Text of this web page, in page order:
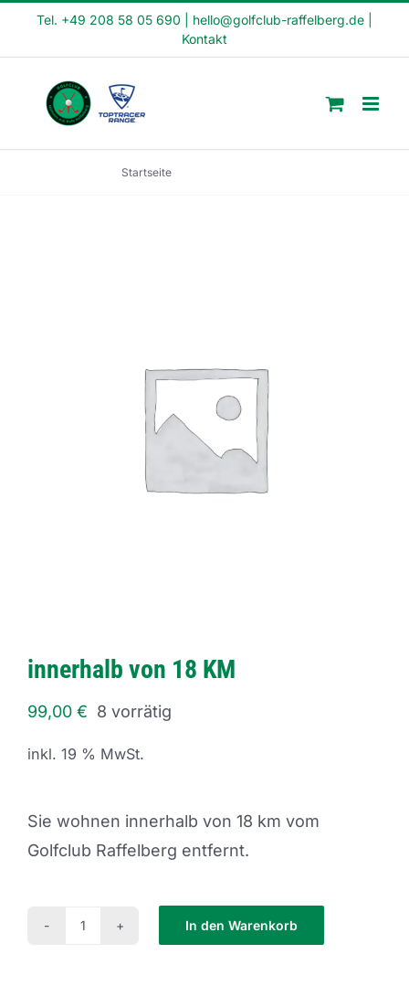
Tel. +49 208 58 05 690 hello@golfclub-raffelberg.de
Kontakt
Startseite
innerhalb von 18 KM
99,00 € 8 vorrätig
inkl. 19 % MwSt.
Sie wohnen innerhalb von 18 km vom
Golfclub Raffelberg entfernt.
In den Warenkorb